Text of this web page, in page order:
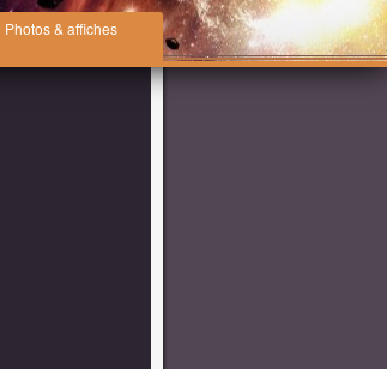
Photos & affiches